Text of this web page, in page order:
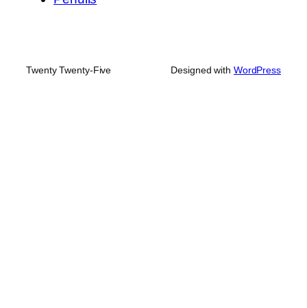
Twenty Twenty-Five Designed with WordPress